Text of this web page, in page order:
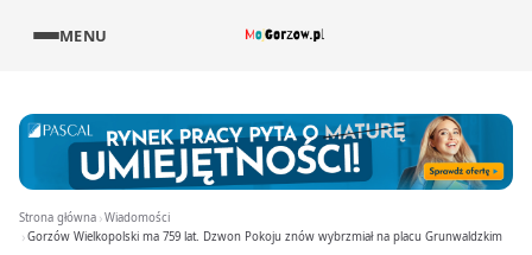
MENU
Strona główna Wiadomości
Gorzów Wielkopolski ma 759 lat. Dzwon Pokoju znów wybrzmiał na placu Grunwaldzkim